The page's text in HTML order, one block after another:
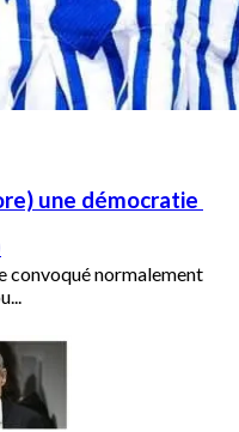
une démocratie
convoqué normalement